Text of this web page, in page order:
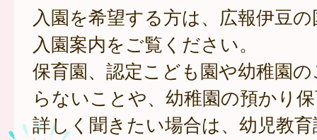
入園を希望する方は、広報伊豆
入園案内をご覧ください。
保育園、認定こども園や幼稚園
らないことや、幼稚園の預かり
詳しく聞きたい場合は、幼児教